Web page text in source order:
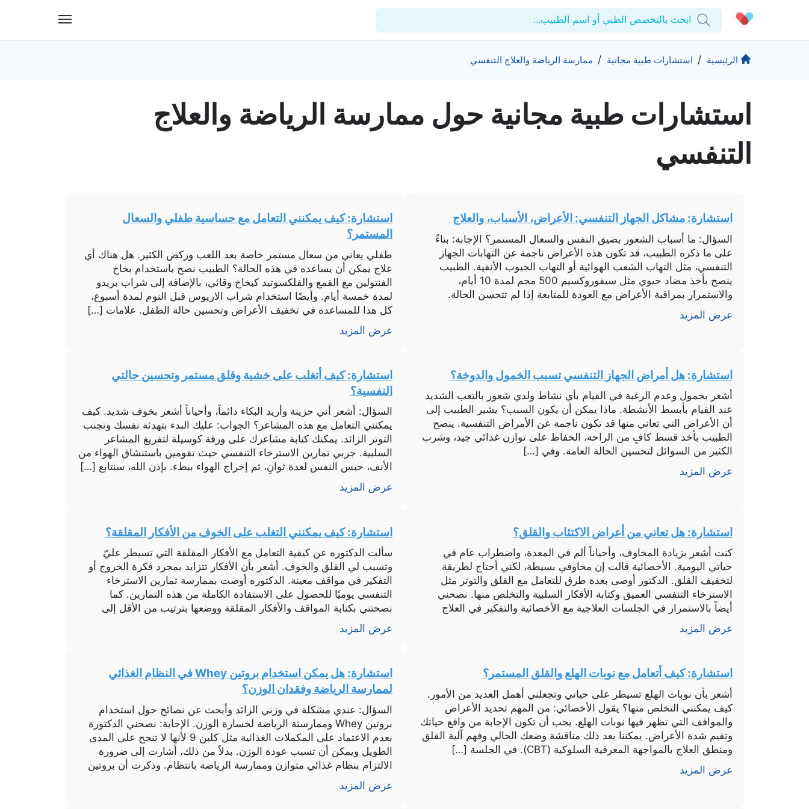
ابحث بالتخصص الطبي أو اسم الطبيب...
الحساب الشخصي
الوصفات الطبية
المفضلة
الشركة
للمنشآت المدونة
المقالات الطبية
المنتجات والحلول
التأمين
الرعاية المتقدمة
المزيد
تواصل الدعم الفني حقوق التأليف والنشر كيورا ©2026
الرئيسية / استشارات طبية مجانية / ممارسة الرياضة والعلاج التنفسي
استشارات طبیة مجانیة حول ممارسة الرياضة والعلاج
التنفسي
استشارة: مشاكل الجهاز التنفسي: الأعراض، الأسباب، والعلاج
السؤال: ما أسباب الشعور بضيق النفس والسعال المستمر؟ الإجابة: بناءً
على ما ذكره الطبيب، قد تكون هذه الأعراض ناجمة عن التهابات الجهاز
التنفسي، مثل التهاب الشعب الهوائية أو التهاب الجيوب الأنفية. الطبيب
ينصح بأخذ مضاد حيوي مثل سيفوروكسيم 500 مجم لمدة 10 أيام،
والاستمرار بمراقبة الأعراض مع العودة للمتابعة إذا لم تتحسن الحالة.
علامات مشاكل […]
عرض المزيد
استشارة: كيف يمكنني التعامل مع حساسية طفلي والسعال
المستمر؟
طفلي يعاني من سعال مستمر خاصة بعد اللعب وركض الكثير. هل هناك أي
علاج يمكن أن يساعده في هذه الحالة؟ الطبيب نصح باستخدام بخاخ
الفنتولين مع القمع والفلكسوتيد كبخاخ وقائي، بالإضافة إلى شراب بريدو
لمدة خمسة أيام. وأيضًا استخدام شراب الاريوس قبل النوم لمدة أسبوع،
كل هذا للمساعدة في تخفيف الأعراض وتحسين حالة الطفل. علامات […]
عرض المزيد
استشارة: هل أمراض الجهاز التنفسي تسبب الخمول والدوخة؟
أشعر بخمول وعدم الرغبة في القيام بأي نشاط ولدي شعور بالتعب الشديد
عند القيام بأبسط الأنشطة. ماذا يمكن أن يكون السبب؟ يشير الطبيب إلى
أن الأعراض التي تعاني منها قد تكون ناجمة عن الأمراض التنفسية. ينصح
الطبيب بأخذ قسط كافٍ من الراحة، الحفاظ على توازن غذائي جيد، وشرب
الكثير من السوائل لتحسين الحالة العامة. وفي […]
عرض المزيد
استشارة: كيف أتغلب على خشية وقلق مستمر وتحسين حالتي
النفسية؟
السؤال: أشعر أني حزينة وأريد البكاء دائماً، وأحياناً أشعر بخوف شديد. كيف
يمكنني التعامل مع هذه المشاعر؟ الجواب: عليك البدء بتهدئة نفسك وتجنب
التوتر الزائد. يمكنك كتابة مشاعرك على ورقة كوسيلة لتفريغ المشاعر
السلبية. جربي تمارين الاسترخاء التنفسي حيث تقومين باستنشاق الهواء من
الأنف، حبس النفس لعدة ثوانٍ، ثم إخراج الهواء ببطء. بإذن الله، سنتابع […]
عرض المزيد
استشارة: هل تعاني من أعراض الاكتئاب والقلق؟
كنت أشعر بزيادة المخاوف، وأحياناً ألم في المعدة، واضطراب عام في
حياتي اليومية. الأخصائية قالت إن مخاوفي بسيطة، لكني أحتاج لطريقة
لتخفيف القلق. الدكتور أوصى بعدة طرق للتعامل مع القلق والتوتر مثل
الاسترخاء التنفسي العميق وكتابة الأفكار السلبية والتخلص منها. نصحني
أيضاً بالاستمرار في الجلسات العلاجية مع الأخصائية والتفكير في العلاج
المعرفي السلوكي، مع تحذير […]
عرض المزيد
استشارة: كيف يمكنني التغلب على الخوف من الأفكار المقلقة؟
سألت الدكتوره عن كيفية التعامل مع الأفكار المقلقة التي تسيطر عليّ
وتسبب لي القلق والخوف. أشعر بأن الأفكار تتزايد بمجرد فكرة الخروج أو
التفكير في مواقف معينة. الدكتوره أوصت بممارسة تمارين الاسترخاء
التنفسي يوميًا للحصول على الاستفادة الكاملة من هذه التمارين. كما
نصحتني بكتابة المواقف والأفكار المقلقة ووضعها بترتيب من الأقل إلى
الأكثر قلقا، ثم […]
عرض المزيد
استشارة: كيف أتعامل مع نوبات الهلع والقلق المستمر؟
أشعر بأن نوبات الهلع تسيطر على حياتي وتجعلني أهمل العديد من الأمور.
كيف يمكنني التخلص منها؟ يقول الأخصائي: من المهم تحديد الأعراض
والمواقف التي تظهر فيها نوبات الهلع. يجب أن تكون الإجابة من واقع حياتك
وتقيم شدة الأعراض. يمكننا بعد ذلك مناقشة وضعك الحالي وفهم آلية القلق
ومنطق العلاج بالمواجهة المعرفية السلوكية (CBT). في الجلسة […]
عرض المزيد
استشارة: هل يمكن استخدام بروتين Whey في النظام الغذائي
لممارسة الرياضة وفقدان الوزن؟
السؤال: عندي مشكلة في وزني الزائد وأبحث عن نصائح حول استخدام
بروتين Whey وممارستة الرياضة لخسارة الوزن. الإجابة: نصحني الدكتورة
بعدم الاعتماد على المكملات الغذائية مثل كلين 9 لأنها لا تنجح على المدى
الطويل ويمكن أن تسبب عودة الوزن. بدلاً من ذلك، أشارت إلى ضرورة
الالتزام بنظام غذائي متوازن وممارسة الرياضة بانتظام. وذكرت أن بروتين
عرض المزيد